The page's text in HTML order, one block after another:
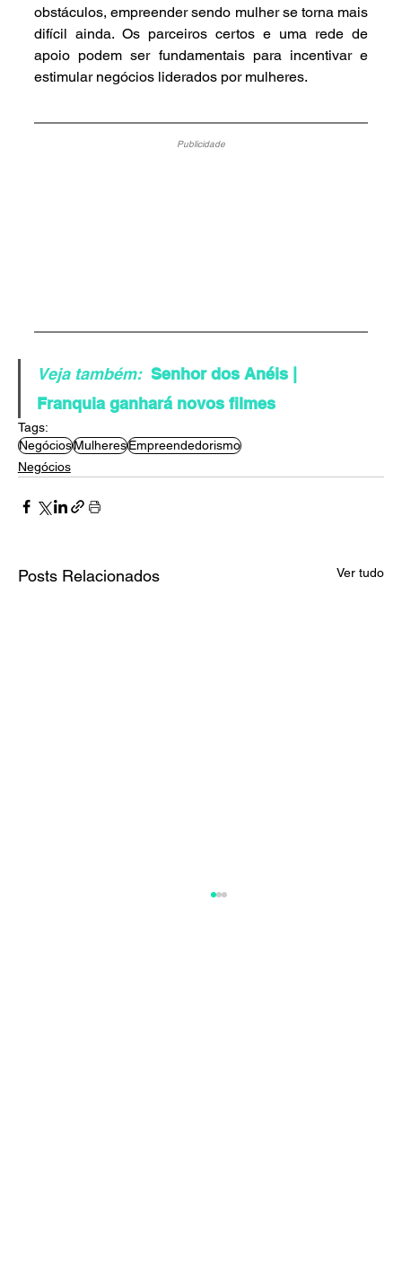
obstáculos, empreender sendo mulher se torna mais
difícil ainda. Os parceiros certos e uma rede de
apoio podem ser fundamentais para incentivar e
estimular negócios liderados por mulheres.
Publicidade
Veja também: Senhor dos Anéis |
Franquia ganhará novos filmes
Tags:
NegóciosMulheresEmpreendedorismo
Negócios
Posts Relacionados Ver tudo